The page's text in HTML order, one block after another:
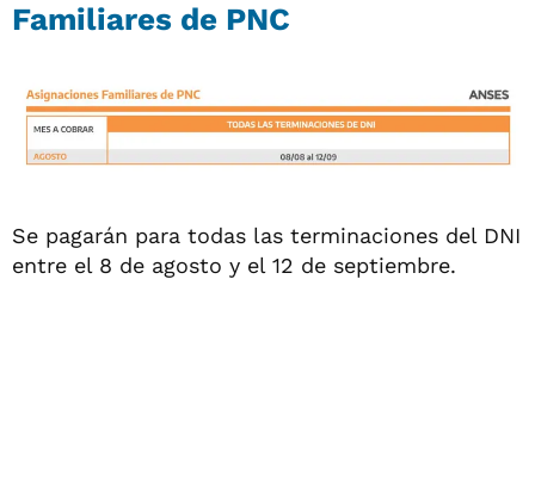
Familiares de PNC
Se pagarán para todas las terminaciones del DNI
entre el 8 de agosto y el 12 de septiembre.